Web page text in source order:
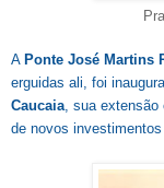
A Ponte José Martins
erguidas ali, foi
Caucaia , sua
de novos